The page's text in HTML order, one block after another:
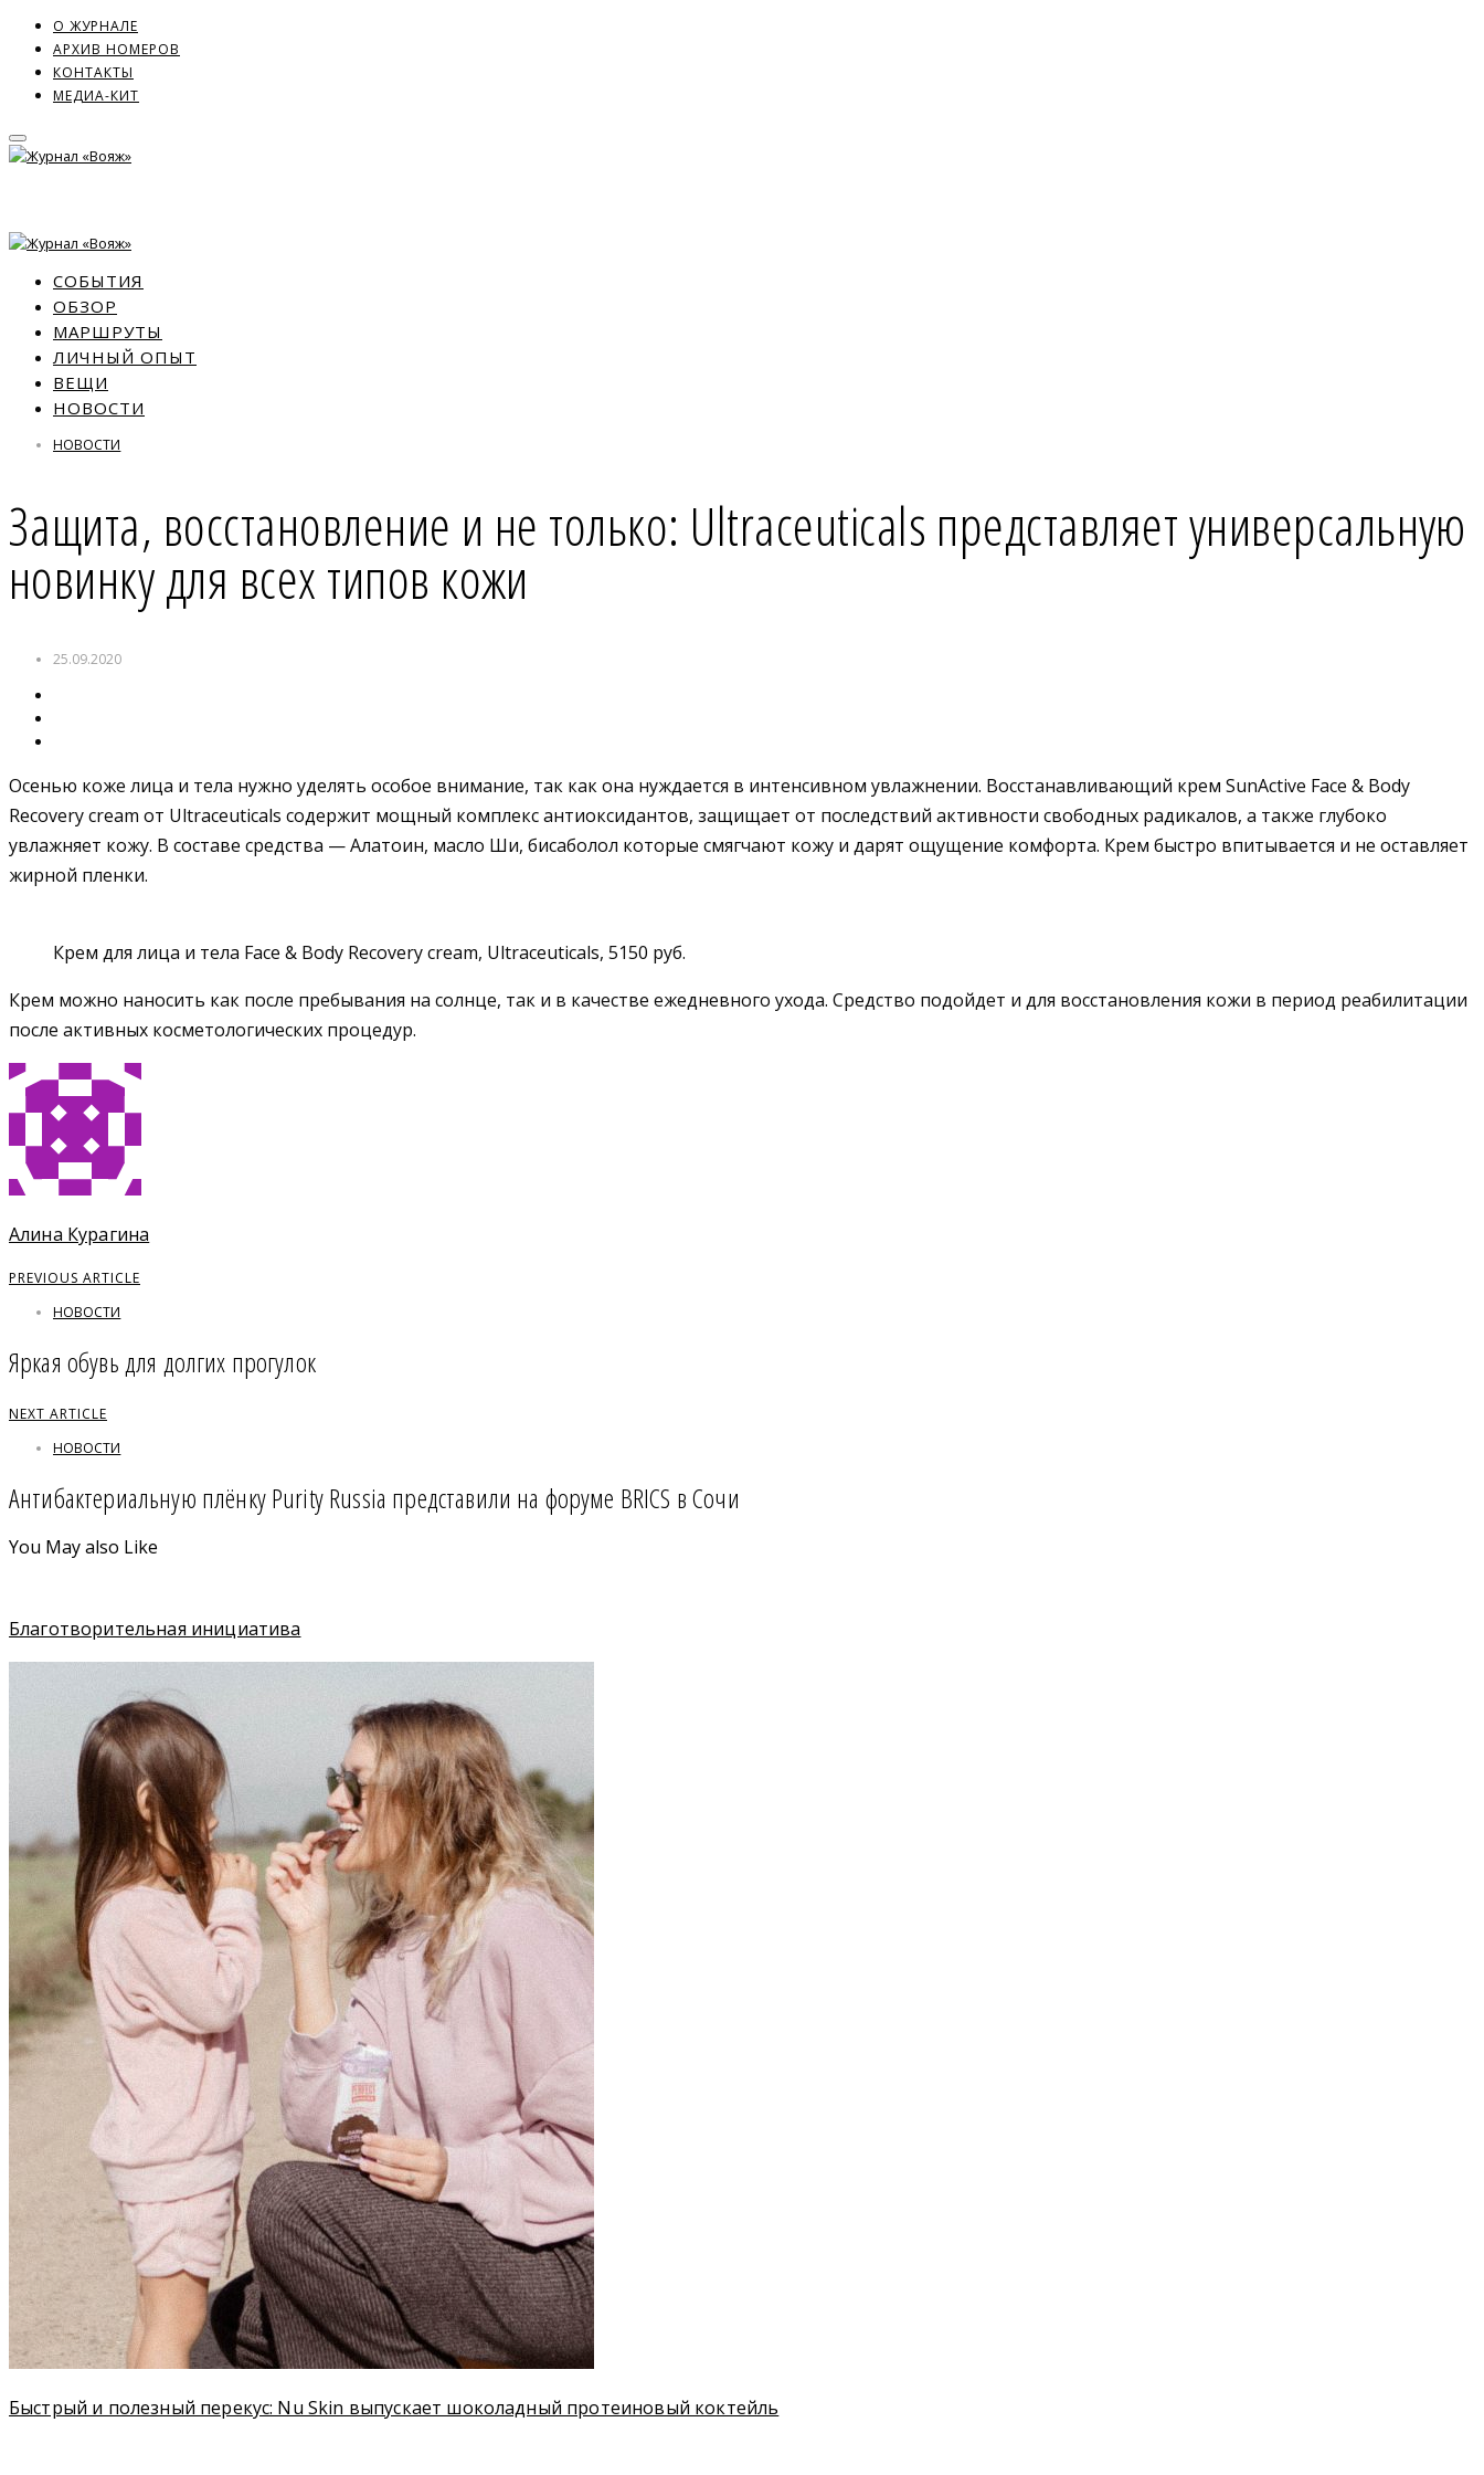
О ЖУРНАЛЕ
АРХИВ НОМЕРОВ
КОНТАКТЫ
МЕДИА-КИТ
СОБЫТИЯ
ОБЗОР
МАРШРУТЫ
ЛИЧНЫЙ ОПЫТ
ВЕЩИ
НОВОСТИ
НОВОСТИ
Защита, восстановление и не только: Ultraceuticals представляет универсальную
новинку для всех типов кожи
25.09.2020
Осенью коже лица и тела нужно уделять особое внимание, так как она нуждается в интенсивном увлажнении. Восстанавливающий крем SunActive Face & Body
Recovery cream от Ultraceuticals содержит мощный комплекс антиоксидантов, защищает от последствий активности свободных радикалов, а также глубоко
увлажняет кожу. В составе средства — Алатоин, масло Ши, бисаболол которые смягчают кожу и дарят ощущение комфорта. Крем быстро впитывается и не оставляет
жирной пленки.
Крем для лица и тела Face & Body Recovery cream, Ultraceuticals, 5150 руб.
Крем можно наносить как после пребывания на солнце, так и в качестве ежедневного ухода. Средство подойдет и для восстановления кожи в период реабилитации
после активных косметологических процедур.
Алина Курагина
PREVIOUS ARTICLE
НОВОСТИ
Яркая обувь для долгих прогулок
NEXT ARTICLE
НОВОСТИ
Aнтибактериальную плёнку Purity Russia представили на форуме BRICS в Сочи
You May also Like
Благотворительная инициатива
Быстрый и полезный перекус: Nu Skin выпускает шоколадный протеиновый коктейль